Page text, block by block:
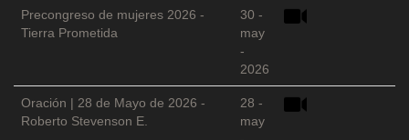
Precongreso de mujeres 2026 -
Tierra Prometida
30 -
may
-
2026
Oración | 28 de Mayo de 2026 -
Roberto Stevenson E.
28 -
may